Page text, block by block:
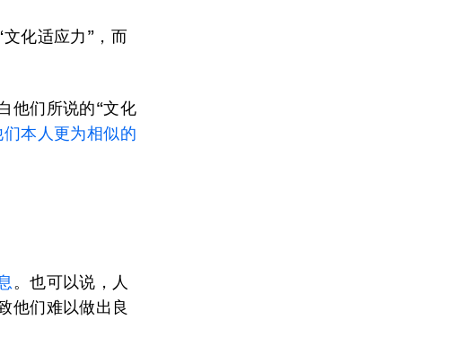
化适应力”，而
他们所说的“文化
们本人更为相似的
。也可以说，人
他们难以做出良